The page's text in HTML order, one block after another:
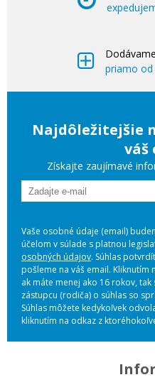
Dodávame
priamo
Najdôležitejšie
váš
Získajte zaujímavé
Vaše osobné údaje (email)
účelom v súlade s platnou
osobných údajov. Súhlas
pošleme na váš email. Kliknutím
ak máte menej ako 16 rokov,
zástupcu (rodiča) o súhlas so
Súhlas môžete kedykoľvek
kliknutím na odkaz z